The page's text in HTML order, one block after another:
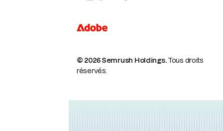
© 2026 Semrush Holdings.Tous droits
réservés.